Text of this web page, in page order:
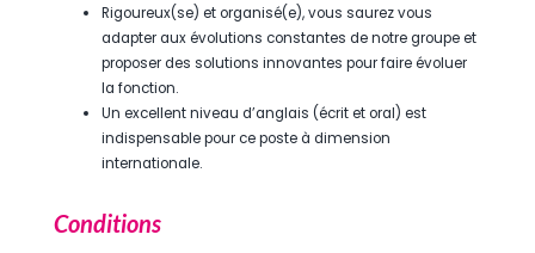
Rigoureux(se) et organisé(e), vous saurez vous
adapter aux évolutions constantes de notre groupe et
proposer des solutions innovantes pour faire évoluer
la fonction.
Un excellent niveau d’anglais (écrit et oral) est
indispensable pour ce poste à dimension
internationale.
Conditions